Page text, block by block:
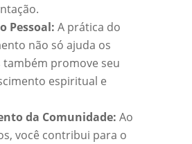
Pessoal: A prática do
não só ajuda os
promove seu
espiritual e
da Comunidade: Ao
você contribui para o